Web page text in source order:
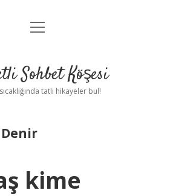
Anasayfa
Yasal Uyarı
menüyü
Sohbet Köşesi
tatlı hikayeler bul!
Denir
kime